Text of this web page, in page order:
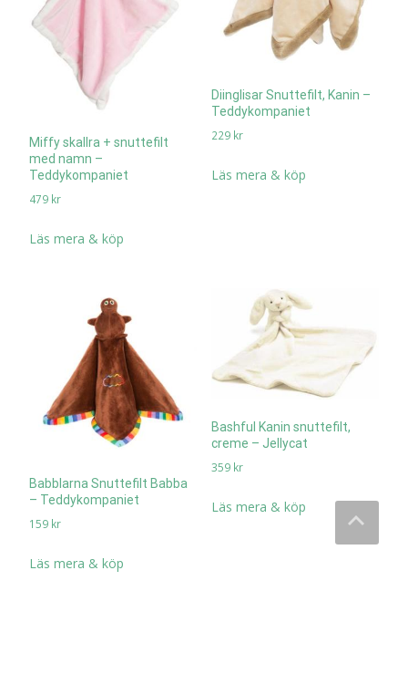
Miffy skallra + snuttefilt
med namn –
Teddykompaniet
479 kr
Läs mera & köp
Diinglisar Snuttefilt, Kanin –
Teddykompaniet
229 kr
Läs mera & köp
Babblarna Snuttefilt Babba
– Teddykompaniet
159 kr
Läs mera & köp
Bashful Kanin snuttefilt,
creme – Jellycat
359 kr
Läs mera & köp